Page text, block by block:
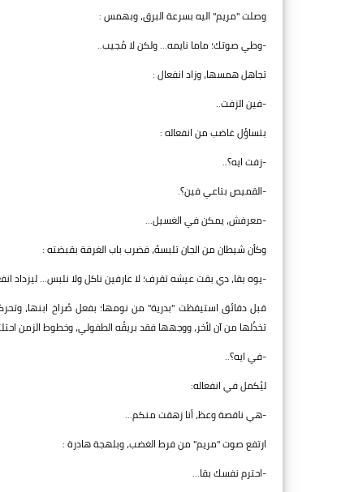
وصلت "مريم" اليه بسرعة البرق، وبهمس :
-وطي صوتك؛ ماما نايمه... ولكن لا مُجيب..
تجاهل همسها، وزاد انفعال :
-فين الزفت..
بتساؤل غاضب من انفعاله :
-زفت ايه؟..
-القميص بتاعي فين؟.
-معرفش، يمكن في الغسيل...
وكأن شيطان من الجان تلبسهُ، فضرب باب الغرفة بقبضته :
-يوه بقا، دي بقت عيشه تقرف؛ لا عارفين ناكل ولا نلبس... ليزداد
قبل دقائق استيقظت "بدرية" من نومها؛ بفعل صُراخ ابنها،
تخذُلها من آن لأخر، ووجهها فقد بريقُه الطفولي، وخطوط الزمن
-في ايه؟..
ليُكمل في انفعاله:
-هي ناقصة وعظ، أنا زهقت منكم...
ارتفع صوت "مريم" من فرط الغضب، وبلهجة هادرة :
-احترم نفسك بقا...